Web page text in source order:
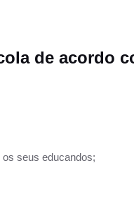
de acordo
seus educandos;